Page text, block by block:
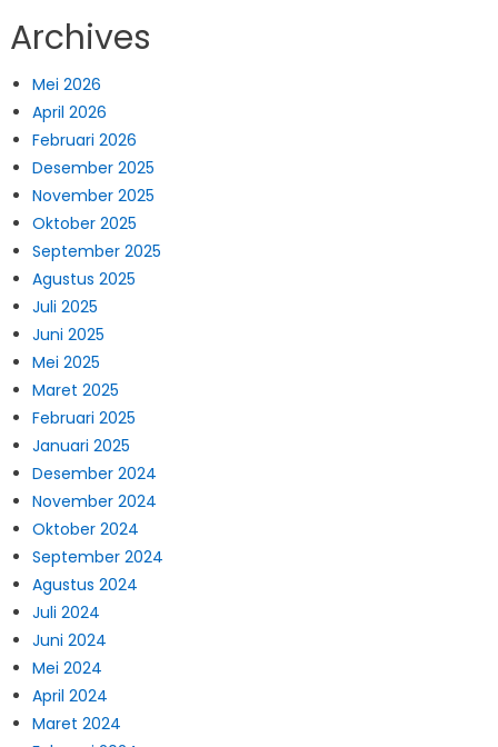
Archives
Mei 2026
April 2026
Februari 2026
Desember 2025
November 2025
Oktober 2025
September 2025
Agustus 2025
Juli 2025
Juni 2025
Mei 2025
Maret 2025
Februari 2025
Januari 2025
Desember 2024
November 2024
Oktober 2024
September 2024
Agustus 2024
Juli 2024
Juni 2024
Mei 2024
April 2024
Maret 2024